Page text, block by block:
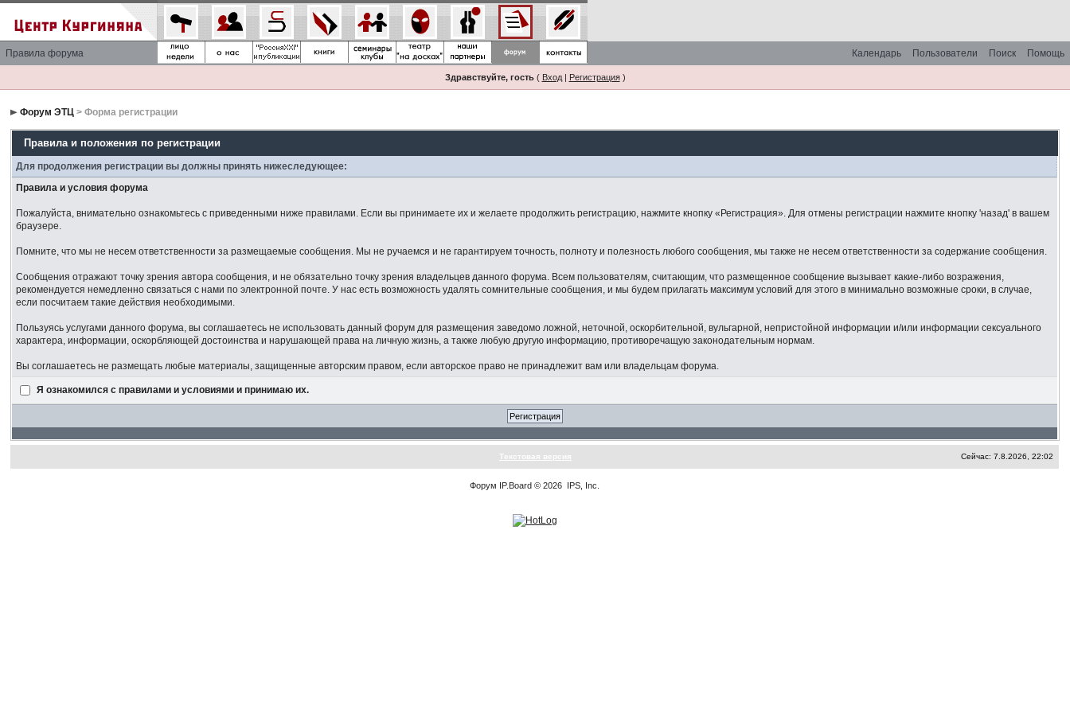
Правила форума Помощь
Поиск
Пользователи
Календарь
Здравствуйте, гость( Вход| Регистрация)
Форум ЭТЦ > Форма регистрации
Правила и положения по регистрации
Для продолжения регистрации вы должны принять нижеследующее:
Правила и условия форума
Пожалуйста, внимательно ознакомьтесь с приведенными ниже правилами. Если вы принимаете их и желаете продолжить регистрацию, нажмите кнопку «Регистрация». Для отмены регистрации нажмите кнопку 'назад' в вашем
браузере.
Помните, что мы не несем ответственности за размещаемые сообщения. Мы не ручаемся и не гарантируем точность, полноту и полезность любого сообщения, мы также не несем ответственности за содержание сообщения.
Сообщения отражают точку зрения автора сообщения, и не обязательно точку зрения владельцев данного форума. Всем пользователям, считающим, что размещенное сообщение вызывает какие-либо возражения,
рекомендуется немедленно связаться с нами по электронной почте. У нас есть возможность удалять сомнительные сообщения, и мы будем прилагать максимум условий для этого в минимально возможные сроки, в случае,
если посчитаем такие действия необходимыми.
Пользуясь услугами данного форума, вы соглашаетесь не использовать данный форум для размещения заведомо ложной, неточной, оскорбительной, вульгарной, непристойной информации и/или информации сексуального
характера, информации, оскорбляющей достоинства и нарушающей права на личную жизнь, а также любую другую информацию, противоречащую законодательным нормам.
Вы соглашаетесь не размещать любые материалы, защищенные авторским правом, если авторское право не принадлежит вам или владельцам форума.
Я ознакомился с правилами и условиями и принимаю их.
Текстовая версия Сейчас: 7.8.2026, 22:02
Форум IP.Board © 2026 IPS, Inc